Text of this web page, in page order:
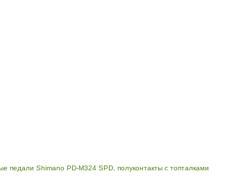
педали Shimano PD-M324 SPD, полуконтакты с топталками